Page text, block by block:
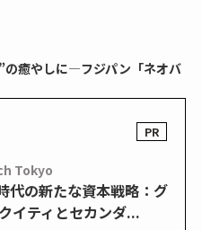
の癒やしに―フジパン「ネオバ
Tokyo
代の新たな資本戦略：グ
イティとセカンダ...